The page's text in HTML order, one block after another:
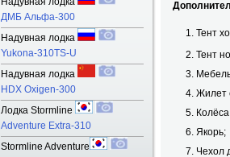
Тент
Тент
Жилет
Якорь;
Чехол
ДМБ Альфа-300
Надувная лодка
Yukona-310TS-U
Надувная лодка
HDX Oxigen-300
Лодка Stormline
Adventure Extra-310
Stormline Adventure